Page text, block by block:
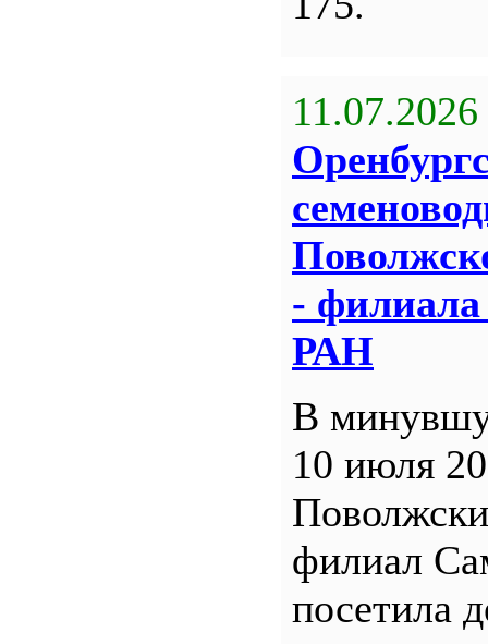
11.07.2026
-
РАН
В
10 июля
филиал
посетила